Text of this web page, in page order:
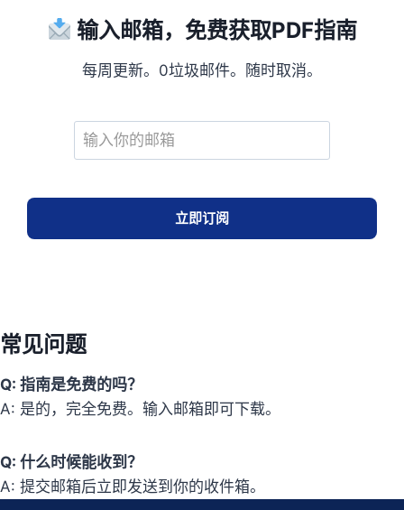
输入邮箱，免费获取PDF指南
每周更新。0垃圾邮件。随时取消。
常见问题
Q: 指南是免费的吗？
A: 是的，完全免费。输入邮箱即可下载。
Q: 什么时候能收到？
A: 提交邮箱后立即发送到你的收件箱。